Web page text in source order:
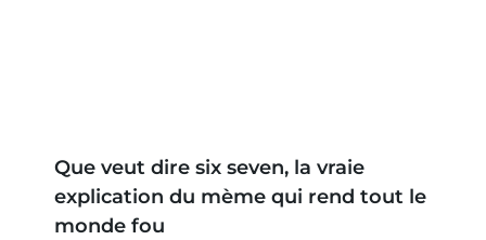
Que veut dire six seven, la vraie
explication du mème qui rend tout le
monde fou